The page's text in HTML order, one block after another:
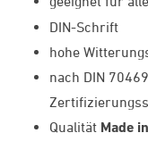
DIN-Schrift
hohe
nach DIN
Qualität Made